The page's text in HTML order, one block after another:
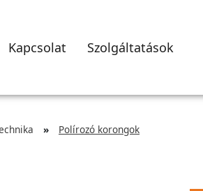
Kapcsolat Szolgáltatások
Polírozó korongok